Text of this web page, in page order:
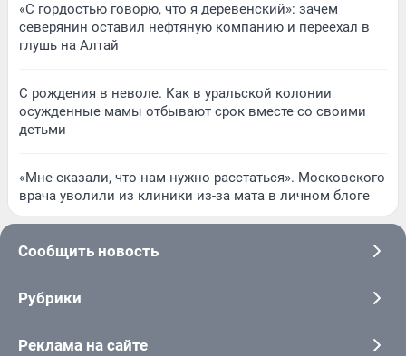
«С гордостью говорю, что я деревенский»: зачем
северянин оставил нефтяную компанию и переехал в
глушь на Алтай
С рождения в неволе. Как в уральской колонии
осужденные мамы отбывают срок вместе со своими
детьми
«Мне сказали, что нам нужно расстаться». Московского
врача уволили из клиники из-за мата в личном блоге
Сообщить новость
Рубрики
Реклама на сайте